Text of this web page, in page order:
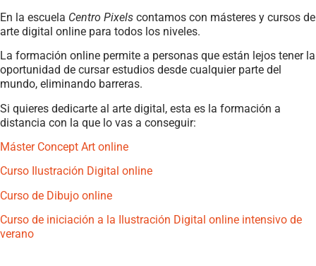
En la escuela Centro Pixels contamos con másteres y cursos de
arte digital online para todos los niveles.
La formación online permite a personas que están lejos tener la
oportunidad de cursar estudios desde cualquier parte del
mundo, eliminando barreras.
Si quieres dedicarte al arte digital, esta es la formación a
distancia con la que lo vas a conseguir:
Máster Concept Art online
Curso Ilustración Digital online
Curso de Dibujo online
Curso de iniciación a la Ilustración Digital online intensivo de
verano